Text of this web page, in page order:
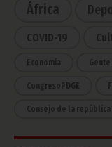
África
COVID-19
Economía Gente
CongresoPDGE
Consejo de la república